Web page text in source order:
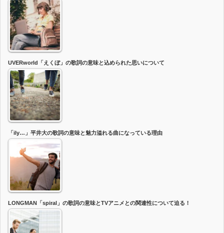
UVERworld「えくぼ」の歌詞の意味と込められた思いについて
「ily…」平井大の歌詞の意味と魅力溢れる曲になっている理由
LONGMAN「spiral」の歌詞の意味とTVアニメとの関連性について迫る！